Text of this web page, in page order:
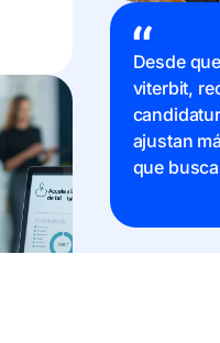
Desde
viterbit,
ajustan
que